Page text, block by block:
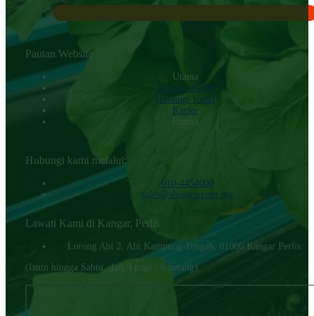
Pautan Website
Utama
Tentang Kami
Hubungi KamI
Karier
Utama
Hubungi kami melalui:
010-4454000‬
sales@abiagro.com.my
Lawati Kami di Kangar, Perlis
Lorong Abi 2, Abi Kampung Tengah, 01000 Kangar Perlis.
(Isnin hingga Sabtu, dari 9 pagi - 6 petang)